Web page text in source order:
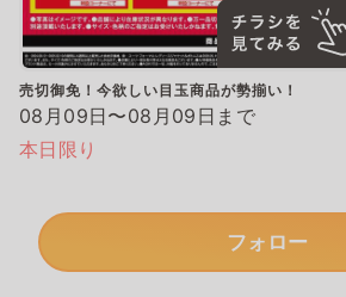
売切御免！今欲しい目玉商品が勢揃い！
08月09日〜08月09日まで
本日限り
フォロー